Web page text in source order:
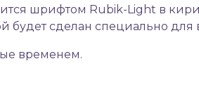
шрифтом Rubik-Light в
будет сделан специально для
временем.